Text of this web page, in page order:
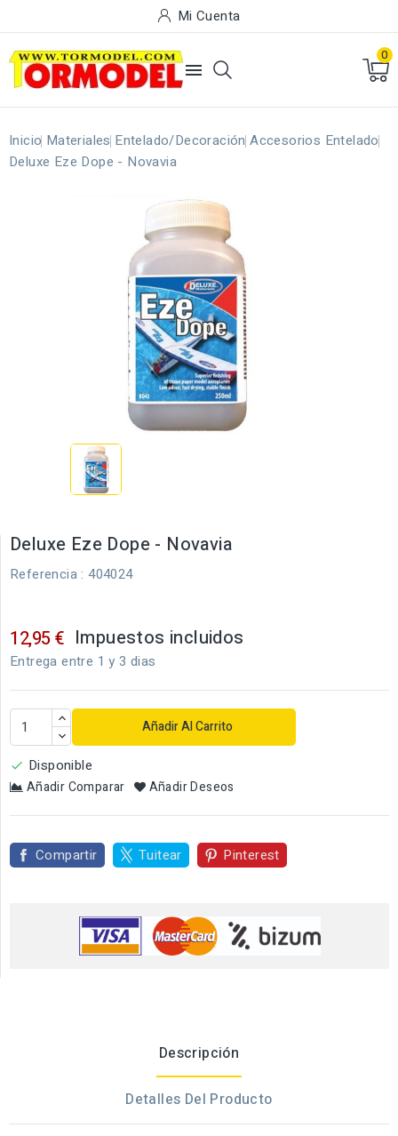
Mi Cuenta

0
Inicio Materiales Entelado/Decoración Accesorios Entelado
Deluxe Eze Dope - Novavia
Deluxe Eze Dope - Novavia
Referencia : 404024
12,95 € Impuestos incluidos
Entrega entre 1 y 3 dias
Añadir Al Carrito
 Disponible
Añadir Comparar Añadir Deseos
Compartir Tuitear Pinterest
Descripción
Detalles Del Producto